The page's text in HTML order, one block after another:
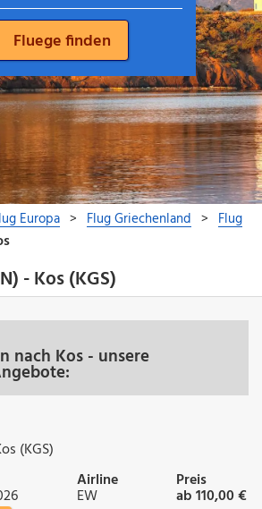
- Kos (KGS)
nach Kos - unsere
(KGS)
Airline
EW
Preis
ab 110,00 €